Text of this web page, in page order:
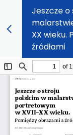
Jeszcze
XX wieku.
źródłami